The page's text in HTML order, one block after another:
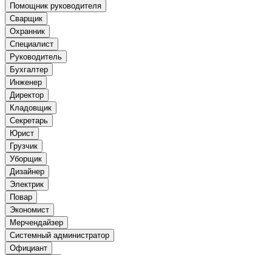
Помощник руководителя
Сварщик
Охранник
Специалист
Руководитель
Бухгалтер
Инженер
Директор
Кладовщик
Секретарь
Юрист
Грузчик
Уборщик
Дизайнер
Электрик
Повар
Экономист
Мерчендайзер
Системный администратор
Официант